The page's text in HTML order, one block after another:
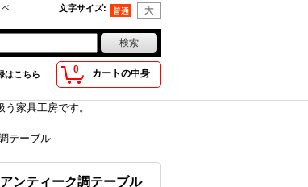
ベ
文字サイズ:
0 カートの中身
はこちら
家具工房です。
テーブル
ンティーク調テーブル